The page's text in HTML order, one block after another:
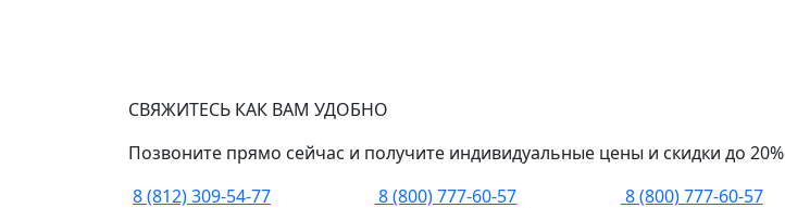
СВЯЖИТЕСЬ КАК ВАМ УДОБНО
Позвоните прямо сейчас и получите индивидуальные цены и скидки до 20%
8 (812) 309-54-77
8 (800) 777-60-57
8 (800) 777-60-57